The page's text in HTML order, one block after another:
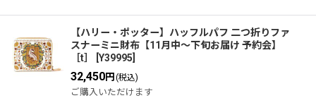
【ハリー・ポッター】ハッフルパフ 二つ折りファ
スナーミニ財布【11月中〜下旬お届け 予約会】
［t］
Y39995
32,450円 (税込)
ご購入いただけます